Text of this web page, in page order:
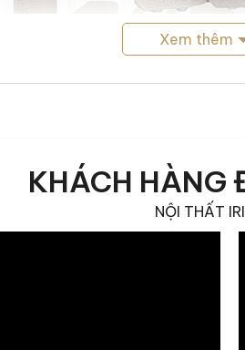
Ghế ăn DUDET thiết kế không
Xem thêm
KHÁCH HÀNG
NỘI THẤT